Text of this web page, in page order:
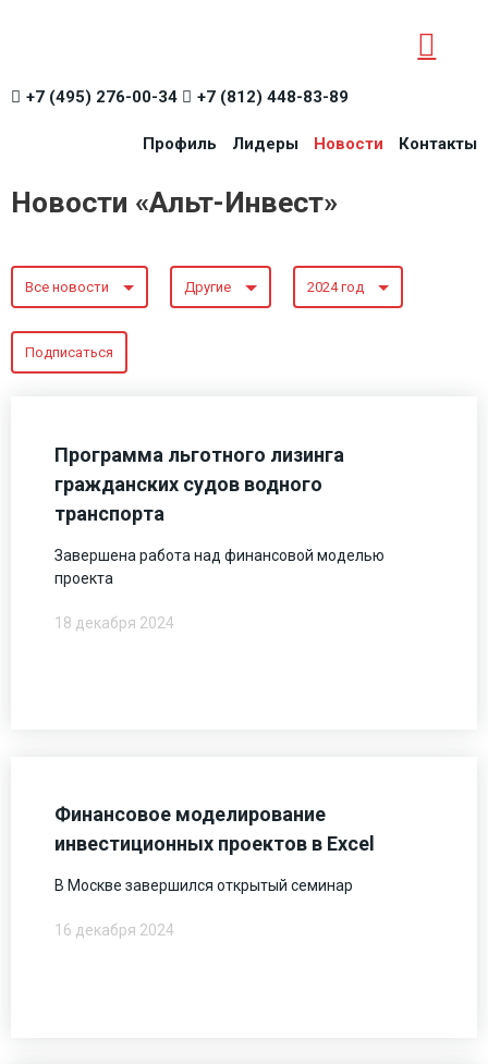
+7 (495) 276-00-34 +7 (812) 448-83-89
Профиль Лидеры Новости Контакты
Новости «Альт-Инвест»
Все новости Другие 2024 год
Подписаться
Программа льготного лизинга
гражданских судов водного
транспорта
Завершена работа над финансовой моделью
проекта
18 декабря 2024
Финансовое моделирование
инвестиционных проектов в Excel
В Москве завершился открытый семинар
16 декабря 2024